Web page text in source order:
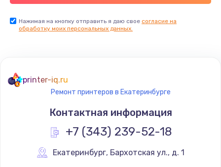
Заказать
Замена контроллера питания
850 руб.
Заказать
Замена стекла
Нажимая на кнопку отправить я даю свое согласие на
обработку моих персональных данных.
printer-iq.ru
Ремонт принтеров в Екатеринбурге
Контактная информация
+7 (343) 239-52-18
Екатеринбург, Бархотская ул., д. 1